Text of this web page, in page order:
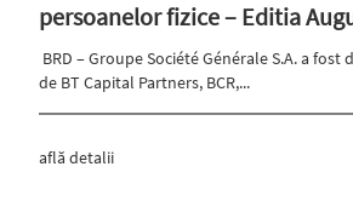
persoanelor fizice – Editia
BRD – Groupe Société Générale S.A. a
de BT Capital Partners, BCR,...
află detalii